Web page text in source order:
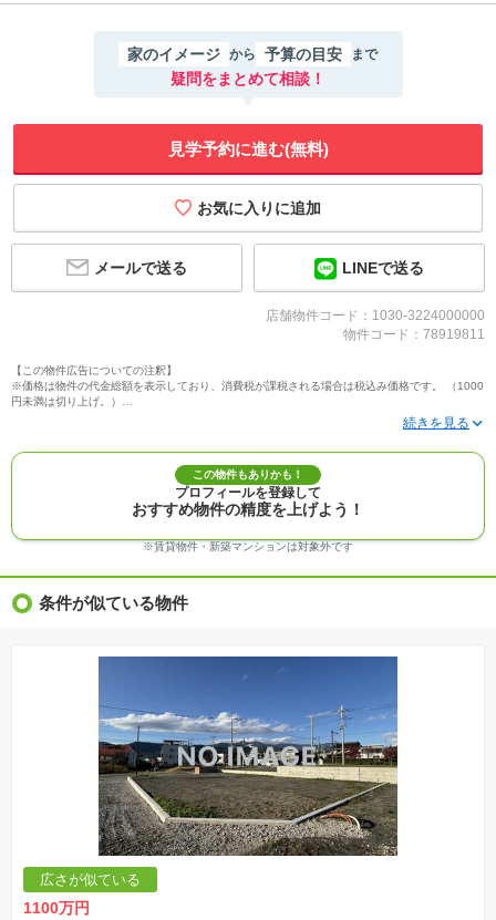
家のイメージ から 予算の目安 まで
疑問をまとめて相談！
見学予約に進む(無料)
メールで送る LINEで送る
店舗物件コード：1030-3224000000
物件コード：78919811
【この物件広告についての注釈】
※価格は物件の代金総額を表示しており、消費税が課税される場合は税込み価格です。 （1000
円未満は切り上げ。）
※写真に写っている、またはパース（絵）や間取り図に描かれている家具や車などは、特にコ
※建築条件付き土地価格には、建物価格は含まれません。
※物件情報は、原則として情報提供日の２日前に最終確認した情報です。
※完成予想図はいずれも外構、植栽、外観等実際のものとは多少異なることがあります。
※モデルルーム・モデルハウス・展示場・ショールームの画像の場合、今回販売の物件と異な
※ＣＧ合成の画像の場合、実際とは多少異なる場合があります。
※物件特徴：販売戸数が複数の物件は、全ての住戸に該当しない項目もあります。
※価格更新：物件価格が変更された日から１週間表示されます。
の一例であって、プランの採用可否は任意です。
負会社によるもので、当該建築請負会社以外で建てた場合、同様のものが同価格で建てられる
とは限りません。また建築請負会社を特定するものではありません。
※建築条件付き土地とは、その土地に建築する建物の建築請負契約が、一定期間内に成立する
ことを条件として売買される土地のことをいいます。建築請負契約成立に向けて設計プランを
協議するため、土地購入者が自己の希望する建物の設計協議をするために必要な相当の期間の
交渉期間が設定され、その期間内で希望を満たすプランが実現できたかどうかにより結論を出
します。なお、この期間は概ね3ヶ月程度とされています。納得のいくプランが出来ず、建築請
負契約が成立しない場合、土地売買契約は白紙に戻り、土地契約にかかった代金（土地代金、
手付金など）は名目のいかんに関わらず、全て返却されます。
※課税対象物件の「価格」や「費用等」は消費税込みの「総額表示」で統一しています。
※「本体価格」とは、課税対象物件においては「消費税を除いた建物価格」と「土地価格」の
合計額を指します。
表示されておりません。
この物件もありかも！
プロフィールを登録して
おすすめ物件の精度を上げよう！
※賃貸物件・新築マンションは対象外です
条件が似ている物件
広さが似ている
1100万円